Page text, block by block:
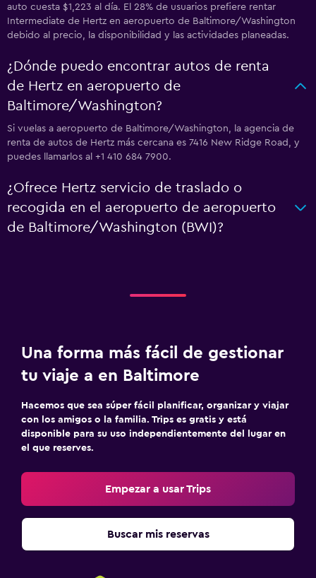
auto cuesta $1,223 al día. El 28% de usuarios prefiere rentar
Intermediate de Hertz en aeropuerto de Baltimore/Washington
debido al precio, la disponibilidad y las actividades planeadas.
¿Dónde puedo encontrar autos de renta
de Hertz en aeropuerto de
Baltimore/Washington?
Si vuelas a aeropuerto de Baltimore/Washington, la agencia de
renta de autos de Hertz más cercana es 7416 New Ridge Road, y
puedes llamarlos al +1 410 684 7900.
¿Ofrece Hertz servicio de traslado o
recogida en el aeropuerto de aeropuerto
de Baltimore/Washington (BWI)?
Una forma más fácil de gestionar
tu viaje a en Baltimore
Hacemos que sea súper fácil planificar, organizar y viajar
con los amigos o la familia. Trips es gratis y está
disponible para su uso independientemente del lugar en
el que reserves.
Empezar a usar Trips
Buscar mis reservas